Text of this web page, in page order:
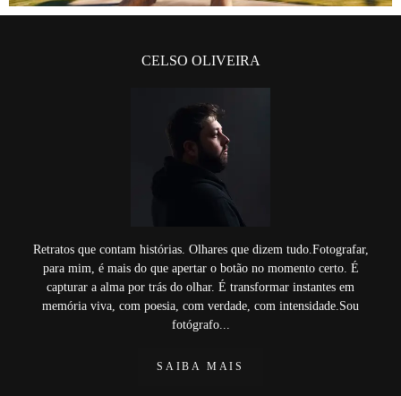
CELSO OLIVEIRA
Retratos que contam histórias. Olhares que dizem tudo.Fotografar,
para mim, é mais do que apertar o botão no momento certo. É
capturar a alma por trás do olhar. É transformar instantes em
memória viva, com poesia, com verdade, com intensidade.Sou
fotógrafo...
SAIBA MAIS